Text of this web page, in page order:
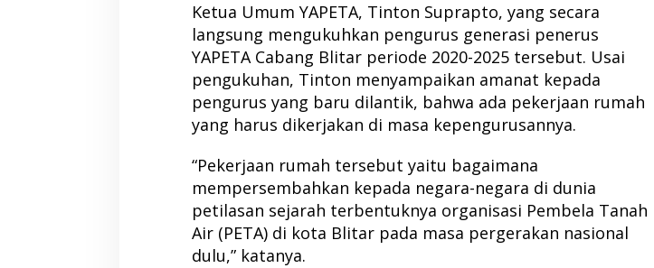
Ketua Umum YAPETA, Tinton Suprapto, yang secara
langsung mengukuhkan pengurus generasi penerus
YAPETA Cabang Blitar periode 2020-2025 tersebut. Usai
pengukuhan, Tinton menyampaikan amanat kepada
pengurus yang baru dilantik, bahwa ada pekerjaan rumah
yang harus dikerjakan di masa kepengurusannya.
“Pekerjaan rumah tersebut yaitu bagaimana
mempersembahkan kepada negara-negara di dunia
petilasan sejarah terbentuknya organisasi Pembela Tanah
Air (PETA) di kota Blitar pada masa pergerakan nasional
dulu,” katanya.